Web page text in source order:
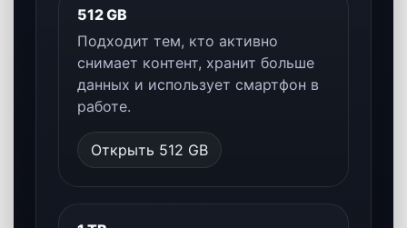
Samsung Galaxy S25 Ultra
Топовый Ultra-флагман Samsung с
дизайном и расширенными функциями